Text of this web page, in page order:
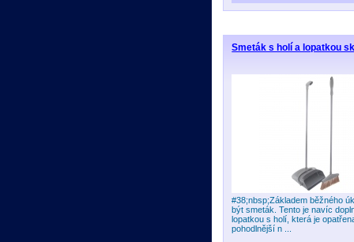
Smeták s holí a lopatkou
#38;nbsp;Základem běžného
být smeták. Tento je navíc
lopatkou s holí, která je
pohodlnější n ...